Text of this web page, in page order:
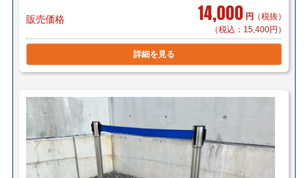
となる場合は、店頭在庫品よりもお渡しにお時間がかか
る場合がございます。
予めご了承の程、お願い致します。
複数ご購入の場合は同梱等、最良の方法で送料を算出さ
店頭引き渡し可能です。（要事前連絡）
こちらの商品の在庫数はメーカー問い合わせになってお
ります。
販売価格 14,000 円 （税抜）
（税込：15,400円）
詳細を見る